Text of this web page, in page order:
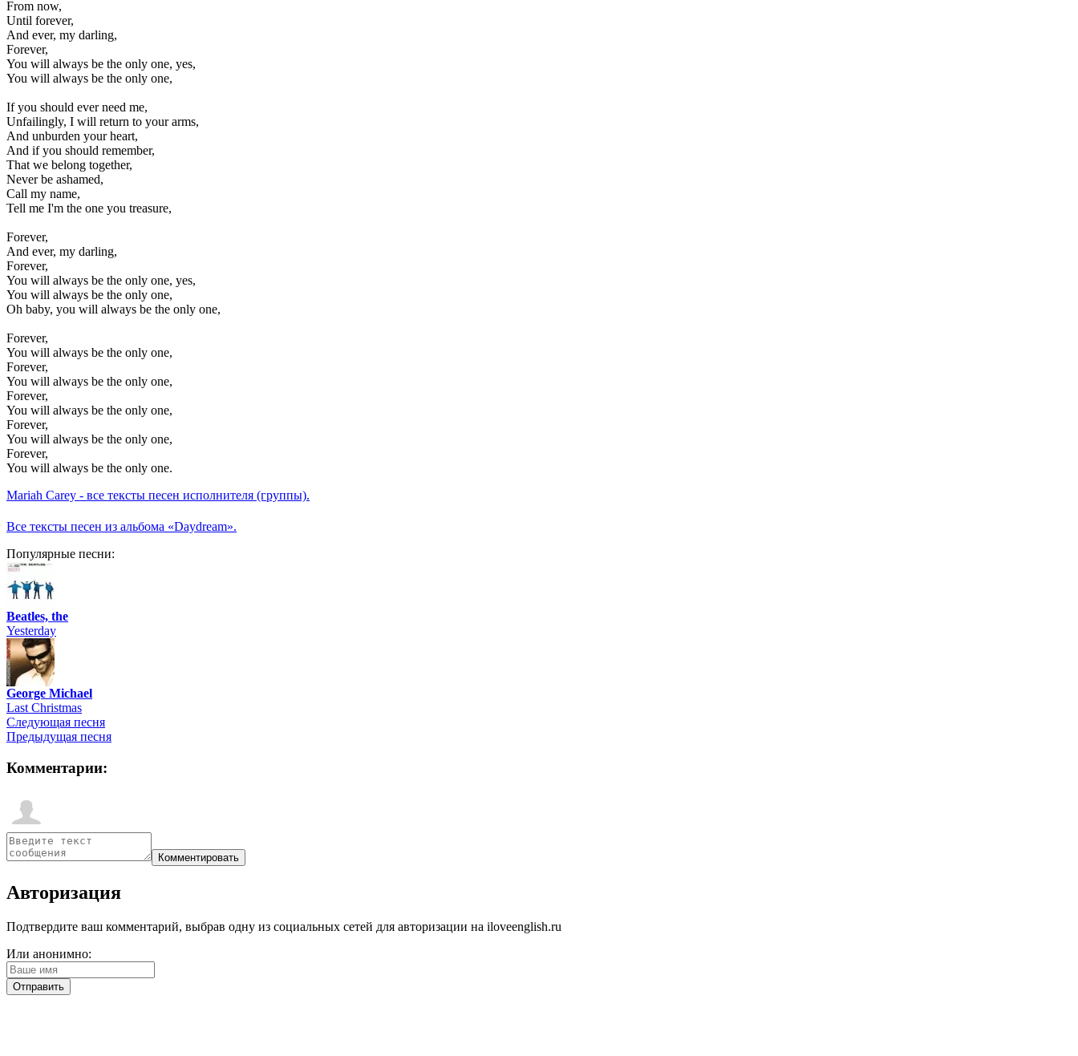
From now,
Until forever,
And ever, my darling,
Forever,
You will always be the only one, yes,
You will always be the only one,
If you should ever need me,
Unfailingly, I will return to your arms,
And unburden your heart,
And if you should remember,
That we belong together,
Never be ashamed,
Call my name,
Tell me I'm the one you treasure,
Forever,
And ever, my darling,
Forever,
You will always be the only one, yes,
You will always be the only one,
Oh baby, you will always be the only one,
Forever,
You will always be the only one,
Forever,
You will always be the only one,
Forever,
You will always be the only one,
Forever,
You will always be the only one,
Forever,
You will always be the only one.
Mariah Carey - все тексты песен исполнителя (группы).
Все тексты песен из альбома «Daydream».
Популярные песни:
Beatles, the
Yesterday
George Michael
Last Christmas
Следующая песня
Предыдущая песня
Комментарии:
Авторизация
Подтвердите ваш комментарий, выбрав одну из социальных сетей для авторизации на iloveenglish.ru
Или анонимно: